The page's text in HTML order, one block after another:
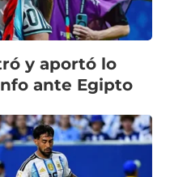
y aportó lo
ante Egipto